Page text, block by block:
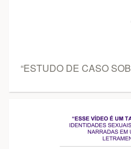
“ESTUDO DE CASO